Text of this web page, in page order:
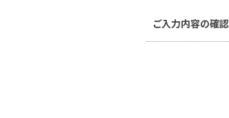
ご入力内容の確